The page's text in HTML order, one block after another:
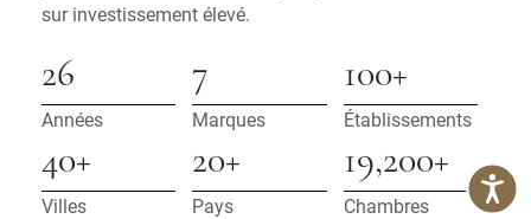
sur investissement élevé.
26
Années
7
Marques
100+
Établissements
40+
Villes
20+
Pays
19,200+
Chambres